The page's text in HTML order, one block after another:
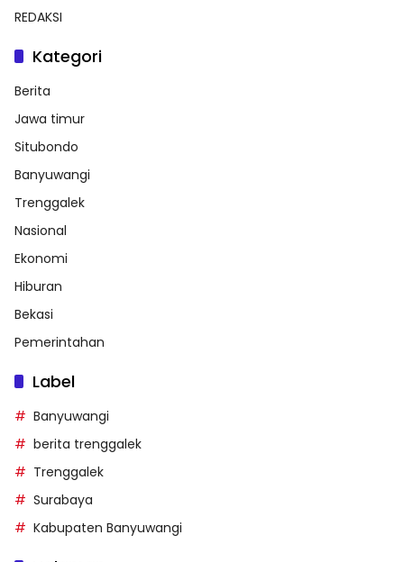
REDAKSI
Kategori
Berita
Jawa timur
Situbondo
Banyuwangi
Trenggalek
Nasional
Ekonomi
Hiburan
Bekasi
Pemerintahan
Label
Banyuwangi
berita trenggalek
Trenggalek
Surabaya
Kabupaten Banyuwangi